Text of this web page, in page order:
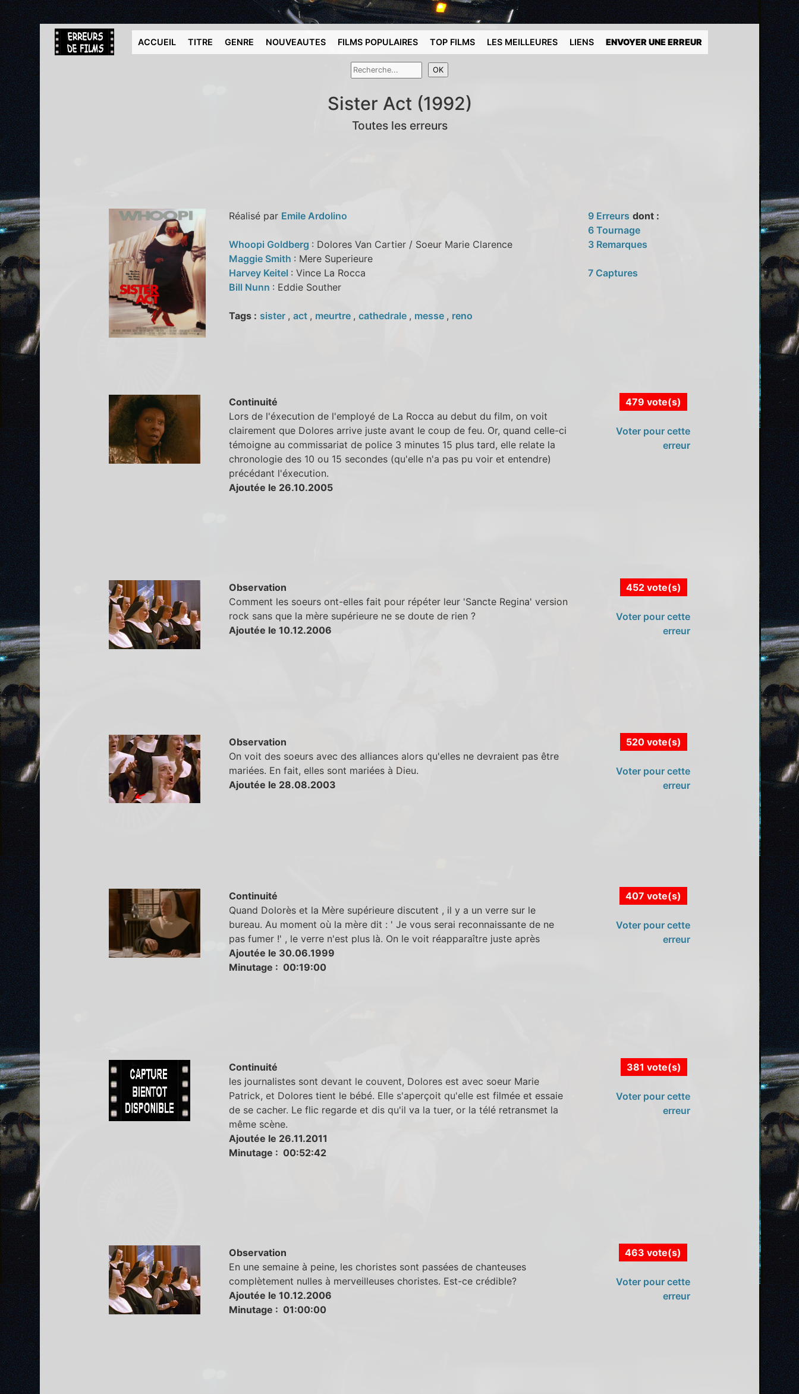
ACCUEIL TITRE GENRE NOUVEAUTES FILMS POPULAIRES TOP FILMS LES MEILLEURES LIENS ENVOYER UNE ERREUR
Sister Act (1992)
Toutes les erreurs
Réalisé par Emile Ardolino
Whoopi Goldberg : Dolores Van Cartier / Soeur Marie Clarence
Maggie Smith : Mere Superieure
Harvey Keitel : Vince La Rocca
Bill Nunn : Eddie Souther
Tags : sister , act , meurtre , cathedrale , messe , reno
9 Erreurs dont :
6 Tournage
3 Remarques
7 Captures
Continuité
Lors de l'éxecution de l'employé de La Rocca au debut du film, on voit
clairement que Dolores arrive juste avant le coup de feu. Or, quand celle-ci
témoigne au commissariat de police 3 minutes 15 plus tard, elle relate la
chronologie des 10 ou 15 secondes (qu'elle n'a pas pu voir et entendre)
précédant l'éxecution.
Ajoutée le 26.10.2005
479 vote(s)
Voter pour cette
erreur
Observation
Comment les soeurs ont-elles fait pour répéter leur 'Sancte Regina' version
rock sans que la mère supérieure ne se doute de rien ?
Ajoutée le 10.12.2006
452 vote(s)
Voter pour cette
erreur
Observation
On voit des soeurs avec des alliances alors qu'elles ne devraient pas être
mariées. En fait, elles sont mariées à Dieu.
Ajoutée le 28.08.2003
520 vote(s)
Voter pour cette
erreur
Continuité
Quand Dolorès et la Mère supérieure discutent , il y a un verre sur le
bureau. Au moment où la mère dit : ' Je vous serai reconnaissante de ne
pas fumer !' , le verre n'est plus là. On le voit réapparaître juste après
Ajoutée le 30.06.1999
Minutage : 00:19:00
407 vote(s)
Voter pour cette
erreur
Continuité
les journalistes sont devant le couvent, Dolores est avec soeur Marie
Patrick, et Dolores tient le bébé. Elle s'aperçoit qu'elle est filmée et essaie
de se cacher. Le flic regarde et dis qu'il va la tuer, or la télé retransmet la
même scène.
Ajoutée le 26.11.2011
Minutage : 00:52:42
381 vote(s)
Voter pour cette
erreur
Observation
En une semaine à peine, les choristes sont passées de chanteuses
complètement nulles à merveilleuses choristes. Est-ce crédible?
Ajoutée le 10.12.2006
Minutage : 01:00:00
463 vote(s)
Voter pour cette
erreur